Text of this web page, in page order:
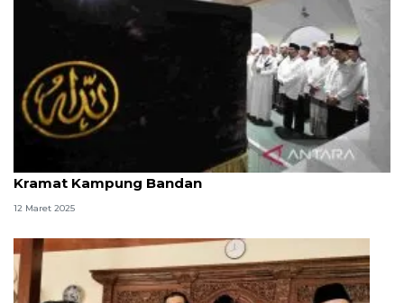
Rano Karno lanjutkan Safari Ramadan ke makam
Kramat Kampung Bandan
12 Maret 2025